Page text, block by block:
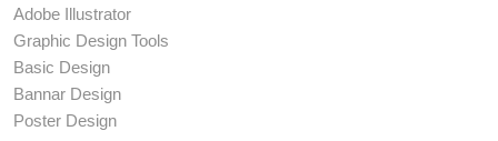
Adobe Illustrator
Graphic Design Tools
Basic Design
Bannar Design
Poster Design